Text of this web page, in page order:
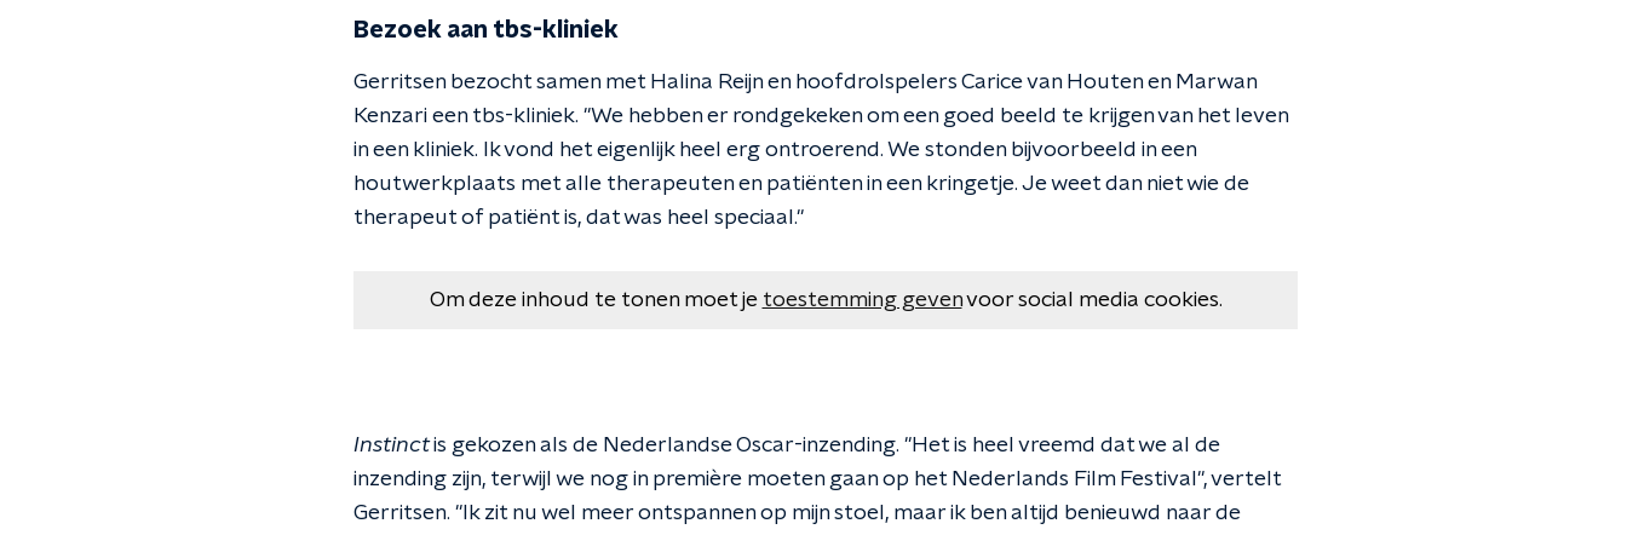
Bezoek aan tbs-kliniek
Gerritsen bezocht samen met Halina Reijn en hoofdrolspelers Carice van Houten en Marwan
Kenzari een tbs-kliniek. "We hebben er rondgekeken om een goed beeld te krijgen van het leven
in een kliniek. Ik vond het eigenlijk heel erg ontroerend. We stonden bijvoorbeeld in een
houtwerkplaats met alle therapeuten en patiënten in een kringetje. Je weet dan niet wie de
therapeut of patiënt is, dat was heel speciaal."
Om deze inhoud te tonen moet je toestemming gevenvoor social media cookies.
Instinctis gekozen als de Nederlandse Oscar-inzending. "Het is heel vreemd dat we al de
inzending zijn, terwijl we nog in première moeten gaan op het Nederlands Film Festival", vertelt
Gerritsen. "Ik zit nu wel meer ontspannen op mijn stoel, maar ik ben altijd benieuwd naar de